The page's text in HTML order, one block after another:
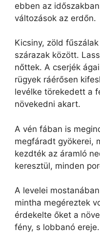
ebben az
változások az erdőn.
Kicsiny, zöld
szárazak között.
nőttek. A cserjék
rügyek ráérősen
levélke törekedett a
növekedni akart.
A vén fában is
megfáradt gyökerei,
kezdték az áramló
keresztül, minden
A levelei
mintha megéreztek
érdekelte őket a
fény, s lobbanó